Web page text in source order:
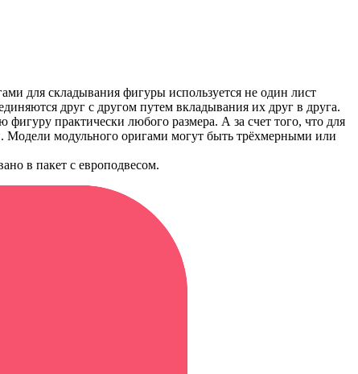
для складывания фигуры используется не один лист
друг с другом путем вкладывания их друг в друга.
практически любого размера. А за счет того, что для
Модели модульного оригами могут быть трёхмерными или
в пакет с европодвесом.